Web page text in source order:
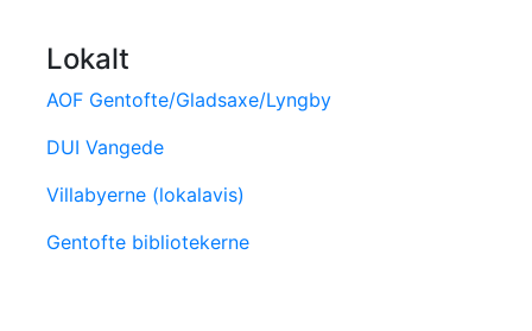
Lokalt
AOF Gentofte/Gladsaxe/Lyngby
DUI Vangede
Villabyerne (lokalavis)
Gentofte bibliotekerne